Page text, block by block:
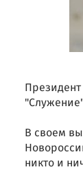
В своем
никто и